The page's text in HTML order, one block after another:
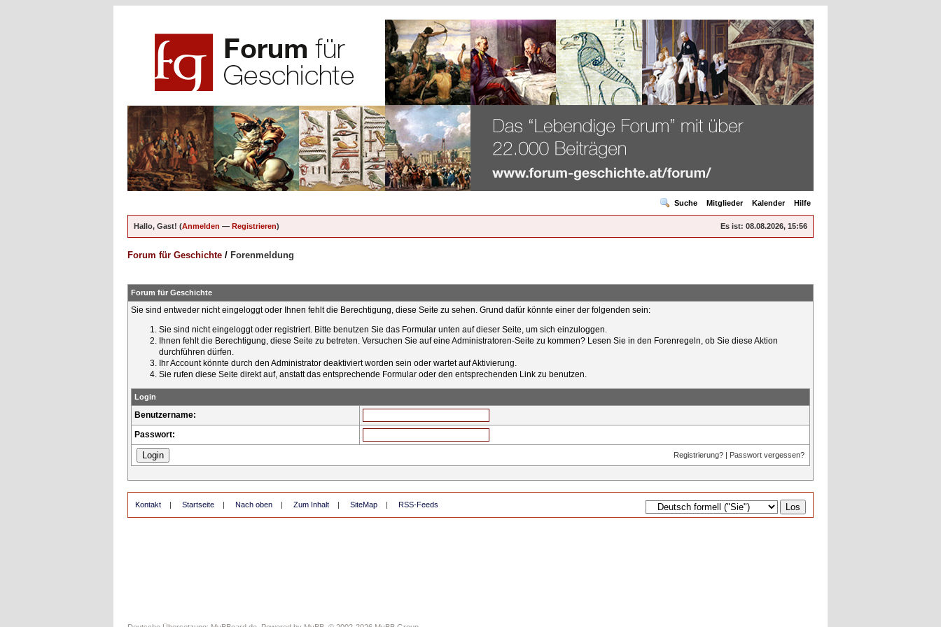
Suche Mitglieder Kalender Hilfe
Es ist: 08.08.2026, 15:56
Hallo, Gast! (Anmelden — Registrieren)
Forum für Geschichte / Forenmeldung
Forum für Geschichte
Sie sind entweder nicht eingeloggt oder Ihnen fehlt die Berechtigung, diese Seite zu sehen. Grund dafür könnte einer der folgenden sein:
Sie sind nicht eingeloggt oder registriert. Bitte benutzen Sie das Formular unten auf dieser Seite, um sich einzuloggen.
Ihnen fehlt die Berechtigung, diese Seite zu betreten. Versuchen Sie auf eine Administratoren-Seite zu kommen? Lesen Sie in den Forenregeln, ob Sie diese Aktion
durchführen dürfen.
Ihr Account könnte durch den Administrator deaktiviert worden sein oder wartet auf Aktivierung.
Sie rufen diese Seite direkt auf, anstatt das entsprechende Formular oder den entsprechenden Link zu benutzen.
Login
Benutzername:
Passwort:
Registrierung? | Passwort vergessen?
Kontakt | Startseite | Nach oben | Zum Inhalt | SiteMap | RSS-Feeds